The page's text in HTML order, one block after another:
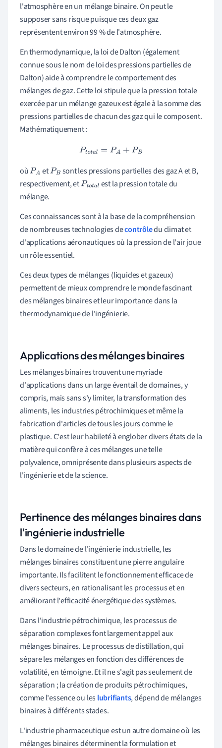
l'atmosphère en un mélange binaire. On peut le
supposer sans risque puisque ces deux gaz
représentent environ 99 % de l'atmosphère.
En thermodynamique, la loi de Dalton (également
connue sous le nom de loi des pressions partielles de
Dalton) aide à comprendre le comportement des
mélanges de gaz. Cette loi stipule que la pression totale
exercée par un mélange gazeux est égale à la somme des
pressions partielles de chacun des gaz qui le composent.
Mathématiquement :
Pto tal =PA+PB
oùPA etPB sont les pressions partielles des gaz A et B,
respectivement, etPtota est la pression totale du
mélange.
Ces connaissances sont à la base de la compréhension
de nombreuses technologies decontrôledu climat et
d'applications aéronautiques où la pression de l'air joue
un rôle essentiel.
Ces deux types de mélanges (liquides et gazeux)
permettent de mieux comprendre le monde fascinant
des mélanges binaires et leur importance dans la
thermodynamique de l'ingénierie.
Applications des mélanges binaires
Les mélanges binaires trouvent une myriade
d'applications dans un large éventail de domaines, y
compris, mais sans s'y limiter, la transformation des
aliments, les industries pétrochimiques et même la
fabrication d'articles de tous les jours comme le
plastique. C'est leur habileté à englober divers états de la
matière qui confère à ces mélanges une telle
polyvalence, omniprésente dans plusieurs aspects de
l'ingénierie et de la science.
Pertinence des mélanges binaires dans
l'ingénierie industrielle
Dans le domaine de l'ingénierie industrielle, les
mélanges binaires constituent une pierre angulaire
importante. Ils facilitent le fonctionnement efficace de
divers secteurs, en rationalisant les processus et en
améliorant l'efficacité énergétique des systèmes.
Dans l'industrie pétrochimique, les processus de
séparation complexes font largement appel aux
mélanges binaires. Le processus de distillation, qui
sépare les mélanges en fonction des différences de
volatilité, en témoigne. Et il ne s'agit pas seulement de
séparation ; la création de produits pétrochimiques,
comme l'essence ou leslubrifiants, dépend de mélanges
binaires à différents stades.
L'industrie pharmaceutique est un autre domaine où les
mélanges binaires déterminent la formulation et